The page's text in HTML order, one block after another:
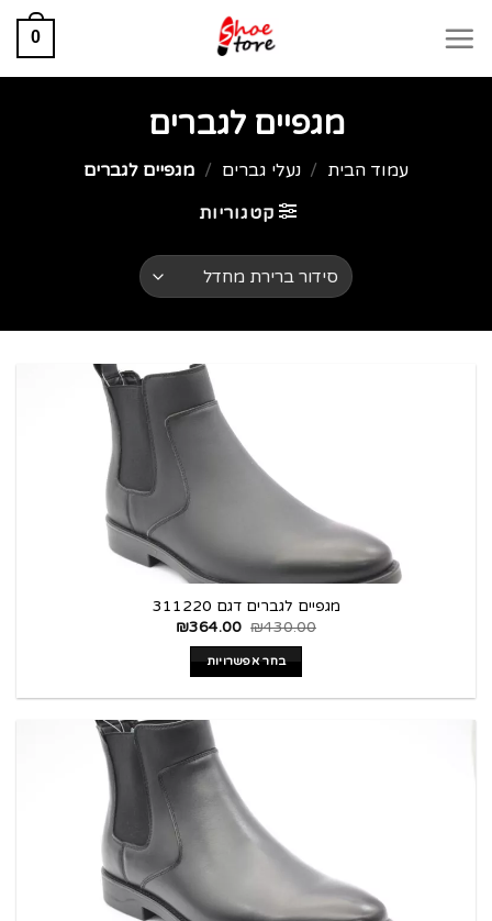
0
מגפיים לגברים
עמוד הבית / נעלי גברים / מגפיים לגברים
קטגוריות
מגפיים לגברים דגם 311220
₪430.00
₪364.00
בחר אפשרויות